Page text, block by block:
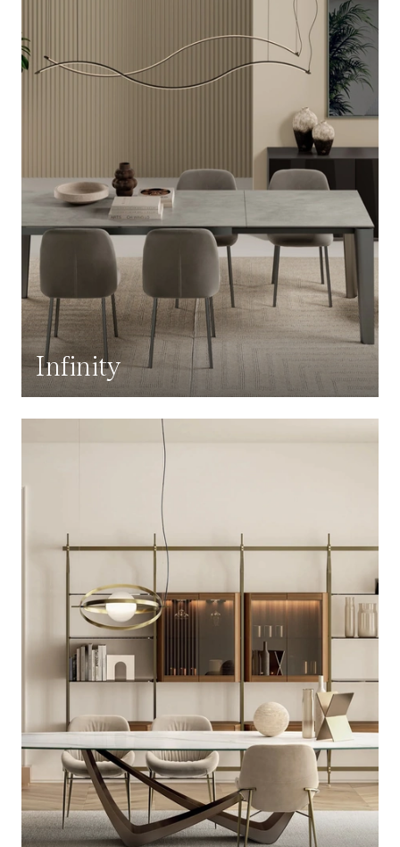
Infinity